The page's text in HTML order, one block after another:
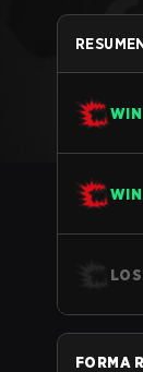
WIN
WIN
FORMA